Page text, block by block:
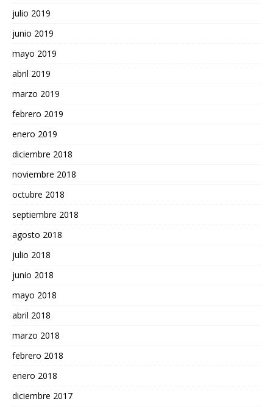
julio 2019
junio 2019
mayo 2019
abril 2019
marzo 2019
febrero 2019
enero 2019
diciembre 2018
noviembre 2018
octubre 2018
septiembre 2018
agosto 2018
julio 2018
junio 2018
mayo 2018
abril 2018
marzo 2018
febrero 2018
enero 2018
diciembre 2017